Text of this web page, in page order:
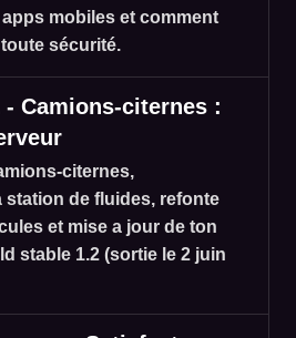
apps mobiles et comment
sécurité.
Camions-citernes :
citernes,
de fluides, refonte
et mise a jour de ton
stable 1.2 (sortie le 2 juin